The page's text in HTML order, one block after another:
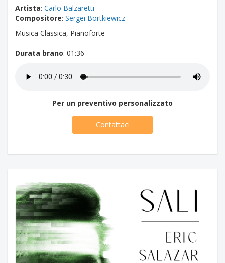
Artista: Carlo Balzaretti
Compositore: Sergei Bortkiewicz
Musica Classica, Pianoforte
Durata brano: 01:36
Per un preventivo personalizzato
Contattaci